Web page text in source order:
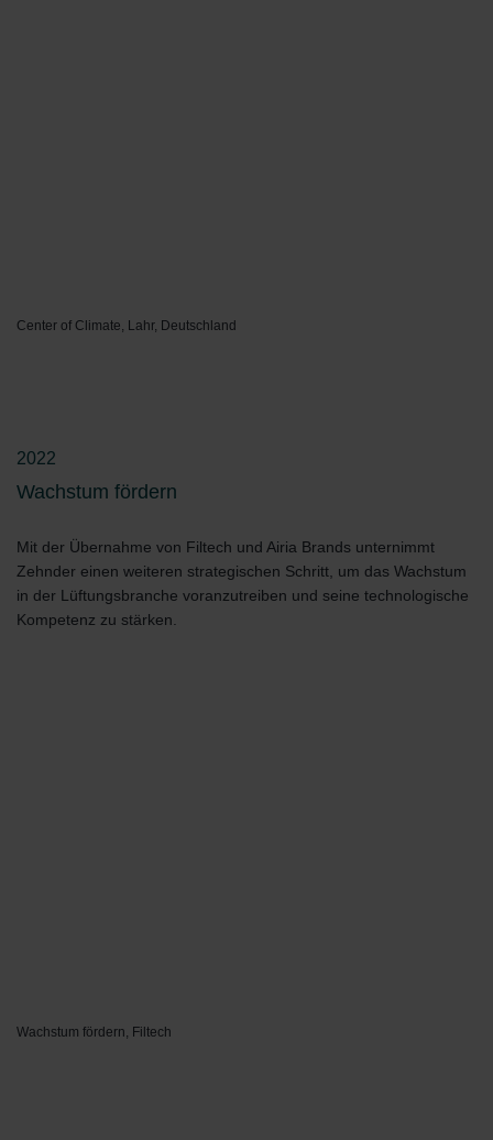
Center of Climate, Lahr, Deutschland
2022
Wachstum fördern
Mit der Übernahme von Filtech und Airia Brands unternimmt
Zehnder einen weiteren strategischen Schritt, um das Wachstum
in der Lüftungsbranche voranzutreiben und seine technologische
Kompetenz zu stärken.
Wachstum fördern, Filtech